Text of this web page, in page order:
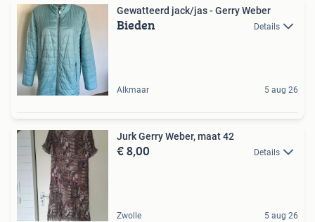
Gewatteerd jack/jas - Gerry Weber
Bieden Details
Alkmaar 5 aug 26
Jurk Gerry Weber, maat 42
€ 8,00 Details
Zwolle 5 aug 26